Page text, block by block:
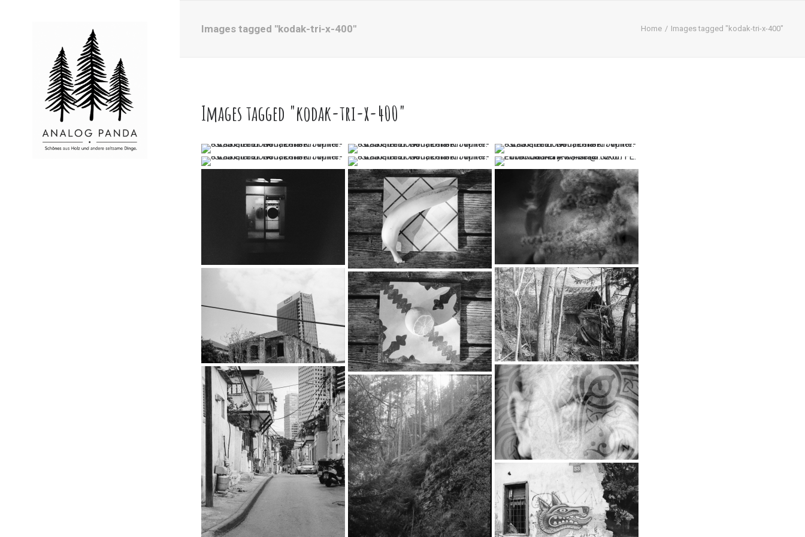
Images tagged "kodak-tri-x-400" Home Images tagged "kodak-tri-x-400"
Images tagged "kodak-tri-x-400"
… …
…
…
… …
…
…
…
…
…
…